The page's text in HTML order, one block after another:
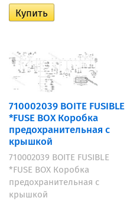
710002039 BOITE FUSIBLE
*FUSE BOX Коробка
предохранительная с
крышкой
710002039 BOITE FUSIBLE
*FUSE BOX Коробка
предохранительная с
крышкой